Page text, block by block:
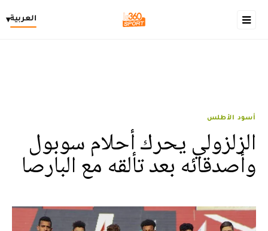
العربية▾
أسود الأطلس
الزلزولي يحرك أحلام سوبول
وأصدقائه بعد تألقه مع البارصا